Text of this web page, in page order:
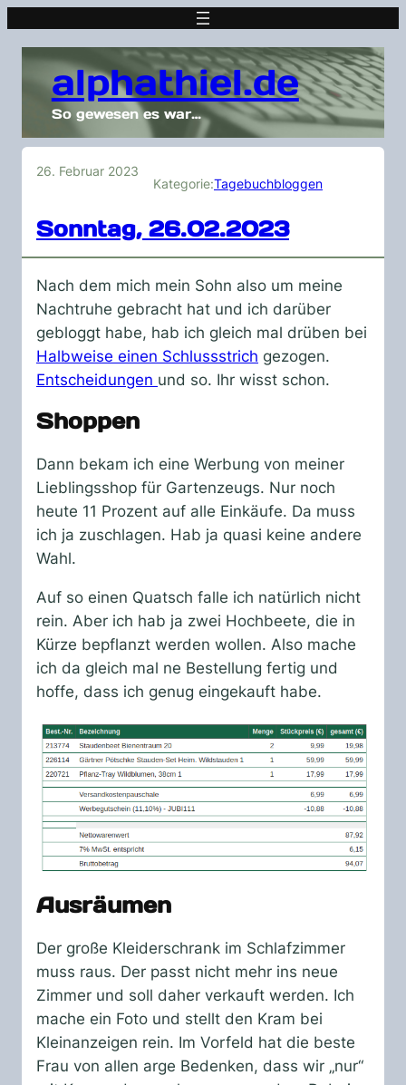
alphathiel.de
So gewesen es war…
26. Februar 2023
Kategorie:Tagebuchbloggen
Sonntag, 26.02.2023
Nach dem mich mein Sohn also um meine
Nachtruhe gebracht hat und ich darüber
gebloggt habe, hab ich gleich mal drüben bei
Halbweise einen Schlussstrich gezogen.
Entscheidungen und so. Ihr wisst schon.
Shoppen
Dann bekam ich eine Werbung von meiner
Lieblingsshop für Gartenzeugs. Nur noch
heute 11 Prozent auf alle Einkäufe. Da muss
ich ja zuschlagen. Hab ja quasi keine andere
Wahl.
Auf so einen Quatsch falle ich natürlich nicht
rein. Aber ich hab ja zwei Hochbeete, die in
Kürze bepflanzt werden wollen. Also mache
ich da gleich mal ne Bestellung fertig und
hoffe, dass ich genug eingekauft habe.
Ausräumen
Der große Kleiderschrank im Schlafzimmer
muss raus. Der passt nicht mehr ins neue
Zimmer und soll daher verkauft werden. Ich
mache ein Foto und stellt den Kram bei
Kleinanzeigen rein. Im Vorfeld hat die beste
Frau von allen arge Bedenken, dass wir „nur“